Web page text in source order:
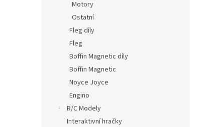
Motory
Ostatní
Fleg díly
Fleg
Boffin Magnetic díly
Boffin Magnetic
Noyce Joyce
Engino
R/C Modely
Interaktivní hračky